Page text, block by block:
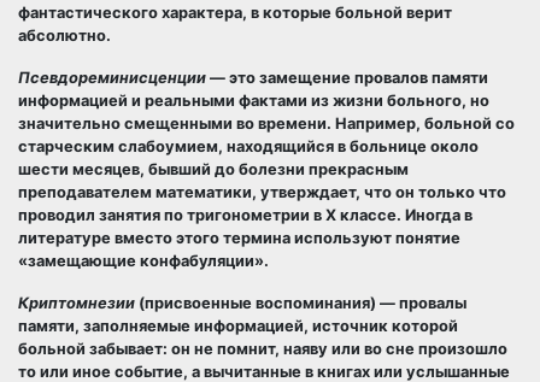
фантастического характера, в которые больной верит
абсолютно.
Псевдореминисценции — это замещение провалов памяти
информацией и реальными фактами из жизни больного, но
значительно смещенными во времени. Например, больной со
старческим слабоумием, находящийся в больнице около
шести месяцев, бывший до болезни прекрасным
преподавателем математики, утверждает, что он только что
проводил занятия по тригонометрии в X классе. Иногда в
литературе вместо этого термина используют понятие
«замещающие конфабуляции».
Криптомнезии (присвоенные воспоминания) — провалы
памяти, заполняемые информацией, источник которой
больной забывает: он не помнит, наяву или во сне произошло
то или иное событие, а вычитанные в книгах или услышанные